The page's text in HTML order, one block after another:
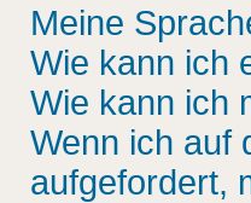
Meine
Wie kann ich
Wie kann ich
Wenn ich auf
aufgefordert,